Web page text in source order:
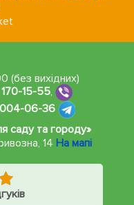
(без вихідних)
15-55,
06-36
саду та городу»
14 На мапі